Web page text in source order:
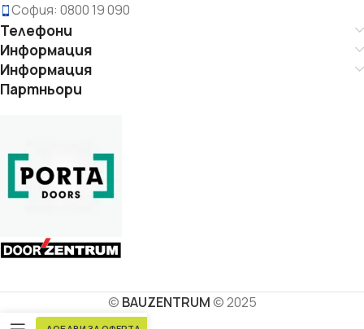
София: 0800 19 090
Телефони
Информация
Информация
Партньори
© BAUZENTRUM© 2025